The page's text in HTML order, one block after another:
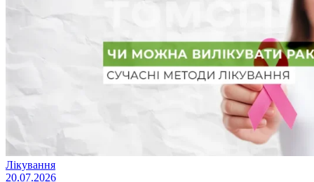
Лікування
20.07.2026